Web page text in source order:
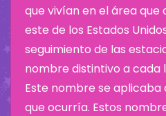
que vivían en el área que
este de los Estados
seguimiento de las
nombre distintivo a cada
Este nombre se aplicaba
que ocurría. Estos